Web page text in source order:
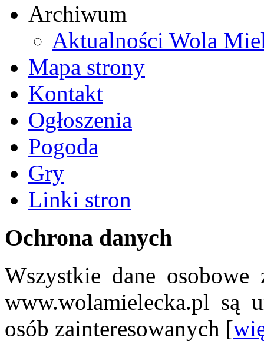
Archiwum
Aktualności Wola
Mapa strony
Kontakt
Ogłoszenia
Pogoda
Gry
Linki stron
Ochrona danych
Wszystkie dane osobowe
www.wolamielecka.pl są
osób zainteresowanych [